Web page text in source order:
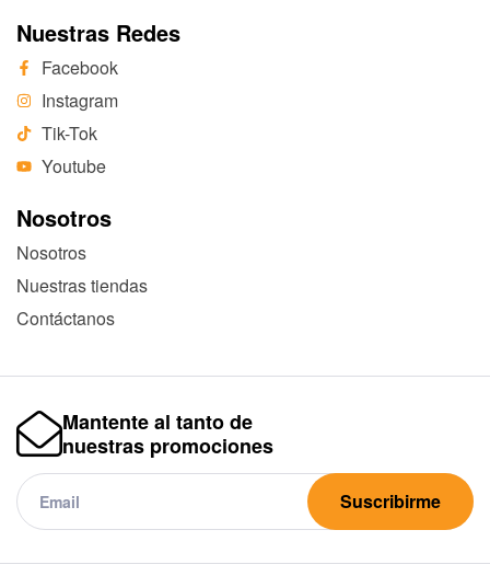
Nuestras Redes
Facebook
Instagram
Tik-Tok
Youtube
Nosotros
Nosotros
Nuestras tiendas
Contáctanos
Mantente al tanto de
nuestras promociones
Suscribirme